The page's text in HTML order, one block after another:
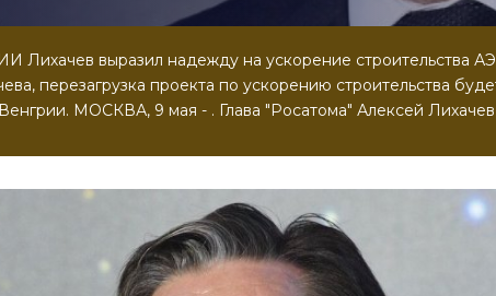
Лихачев выразил надежду на ускорение строительства
перезагрузка проекта по ускорению строительства
МОСКВА, 9 мая - . Глава "Росатома" Алексей Лихачев